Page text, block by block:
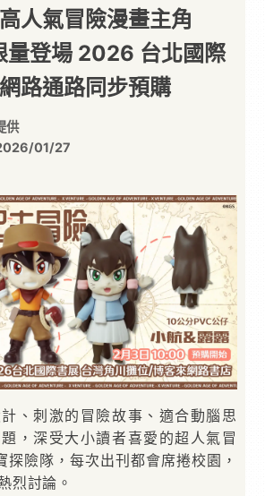
人氣冒險漫畫主角
量登場 2026 台北國際
路通路同步預購
供
01/27
、刺激的冒險故事、適合動腦思
，深受大小讀者喜愛的超人氣冒
險隊，每次出刊都會席捲校園，
烈討論。